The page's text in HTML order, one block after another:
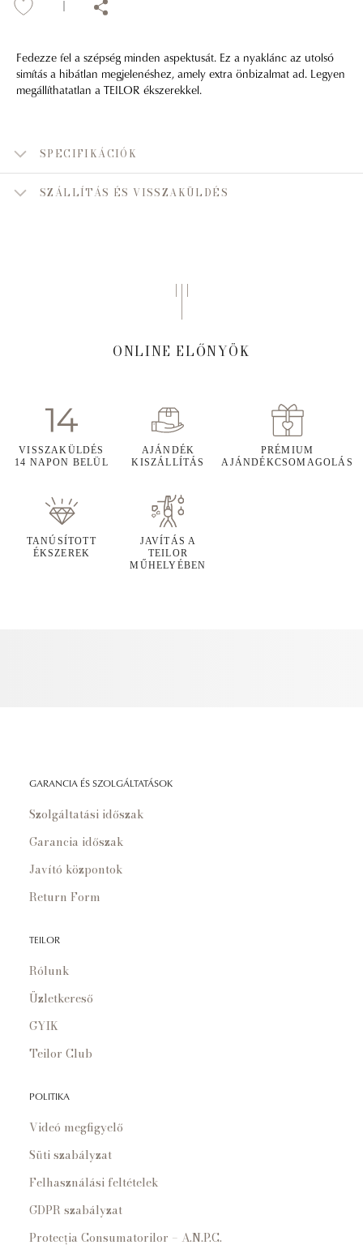
Fedezze fel a szépség minden aspektusát. Ez a nyaklánc az utolsó
simítás a hibátlan megjelenéshez, amely extra önbizalmat ad. Legyen
megállíthatatlan a TEILOR ékszerekkel.
SPECIFIKÁCIÓK
SZÁLLÍTÁS ÉS VISSZAKÜLDÉS
ONLINE ELŐNYÖK
VISSZAKÜLDÉS
14 NAPON BELÜL
AJÁNDÉK
KISZÁLLÍTÁS
PRÉMIUM
AJÁNDÉKCSOMAGOLÁS
TANÚSÍTOTT
ÉKSZEREK
JAVÍTÁS A
TEILOR
MŰHELYÉBEN
GARANCIA ÉS SZOLGÁLTATÁSOK
Szolgáltatási időszak
Garancia időszak
Javító központok
Return Form
TEILOR
Rólunk
Üzletkereső
GYIK
Teilor Club
POLITIKA
Videó megfigyelő
Süti szabályzat
Felhasználási feltételek
GDPR szabályzat
Protecția Consumatorilor – A.N.P.C.